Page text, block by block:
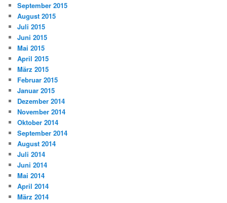
September 2015
August 2015
Juli 2015
Juni 2015
Mai 2015
April 2015
März 2015
Februar 2015
Januar 2015
Dezember 2014
November 2014
Oktober 2014
September 2014
August 2014
Juli 2014
Juni 2014
Mai 2014
April 2014
März 2014